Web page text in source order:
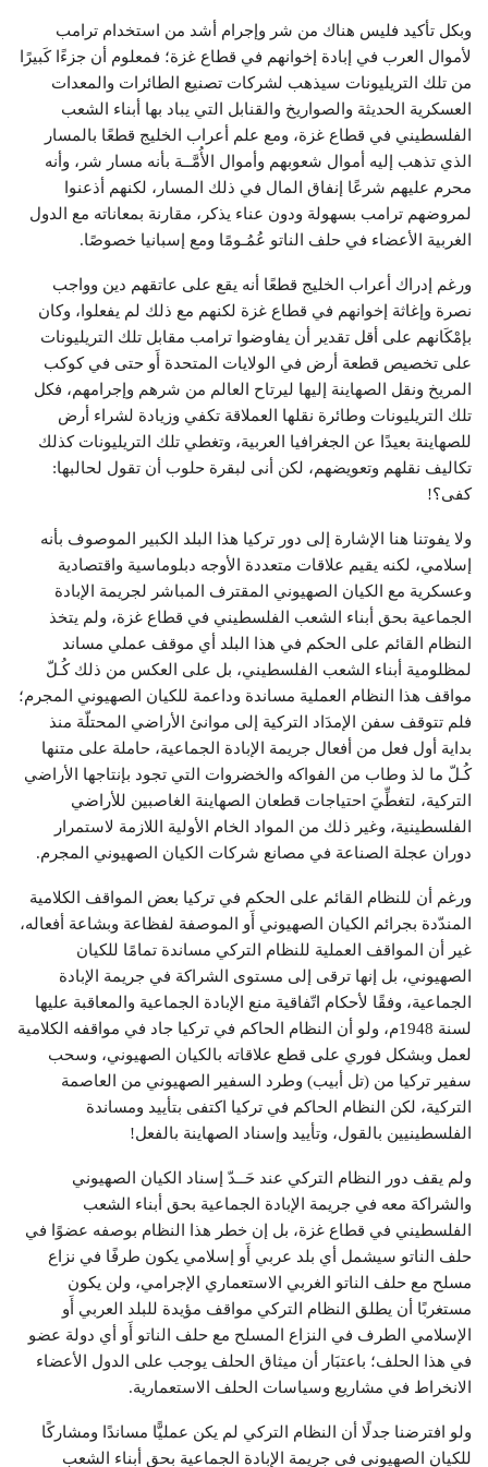
وبكل تأكيد فليس هناك من شر وإجرام أشد من استخدام ترامب
لأموال العرب في إبادة إخوانهم في قطاع غزة؛ فمعلوم أن جزءًا كَبيرًا
من تلك التريليونات سيذهب لشركات تصنيع الطائرات والمعدات
العسكرية الحديثة والصواريخ والقنابل التي يباد بها أبناء الشعب
الفلسطيني في قطاع غزة، ومع علم أعراب الخليج قطعًا بالمسار
الذي تذهب إليه أموال شعوبهم وأموال الأُمَّــة بأنه مسار شر، وأنه
محرم عليهم شرعًا إنفاق المال في ذلك المسار، لكنهم أذعنوا
لمروضهم ترامب بسهولة ودون عناء يذكر، مقارنة بمعاناته مع الدول
الغربية الأعضاء في حلف الناتو عُمُـومًا ومع إسبانيا خصوصًا.
ورغم إدراك أعراب الخليج قطعًا أنه يقع على عاتقهم دين وواجب
نصرة وإغاثة إخوانهم في قطاع غزة لكنهم مع ذلك لم يفعلوا، وكان
بإمْكَانهم على أقل تقدير أن يفاوضوا ترامب مقابل تلك التريليونات
على تخصيص قطعة أرض في الولايات المتحدة أَو حتى في كوكب
المريخ ونقل الصهاينة إليها ليرتاح العالم من شرهم وإجرامهم، فكل
تلك التريليونات وطائرة نقلها العملاقة تكفي وزيادة لشراء أرض
للصهاينة بعيدًا عن الجغرافيا العربية، وتغطي تلك التريليونات كذلك
تكاليف نقلهم وتعويضهم، لكن أنى لبقرة حلوب أن تقول لحالبها:
كفى؟!
ولا يفوتنا هنا الإشارة إلى دور تركيا هذا البلد الكبير الموصوف بأنه
إسلامي، لكنه يقيم علاقات متعددة الأوجه دبلوماسية واقتصادية
وعسكرية مع الكيان الصهيوني المقترف المباشر لجريمة الإبادة
الجماعية بحق أبناء الشعب الفلسطيني في قطاع غزة، ولم يتخذ
النظام القائم على الحكم في هذا البلد أي موقف عملي مساند
لمظلومية أبناء الشعب الفلسطيني، بل على العكس من ذلك كُـلّ
مواقف هذا النظام العملية مساندة وداعمة للكيان الصهيوني المجرم؛
فلم تتوقف سفن الإمدَاد التركية إلى موانئ الأراضي المحتلّة منذ
بداية أول فعل من أفعال جريمة الإبادة الجماعية، حاملة على متنها
كُـلّ ما لذ وطاب من الفواكه والخضروات التي تجود بإنتاجها الأراضي
التركية، لتغطِّيَ احتياجات قطعان الصهاينة الغاصبين للأراضي
الفلسطينية، وغير ذلك من المواد الخام الأولية اللازمة لاستمرار
دوران عجلة الصناعة في مصانع شركات الكيان الصهيوني المجرم.
ورغم أن للنظام القائم على الحكم في تركيا بعض المواقف الكلامية
المندّدة بجرائم الكيان الصهيوني أَو الموصفة لفظاعة وبشاعة أفعاله،
غير أن المواقف العملية للنظام التركي مساندة تمامًا للكيان
الصهيوني، بل إنها ترقى إلى مستوى الشراكة في جريمة الإبادة
الجماعية، وفقًا لأحكام اتّفاقية منع الإبادة الجماعية والمعاقبة عليها
لسنة 1948م، ولو أن النظام الحاكم في تركيا جاد في مواقفه الكلامية
لعمل وبشكل فوري على قطع علاقاته بالكيان الصهيوني، وسحب
سفير تركيا من (تل أبيب) وطرد السفير الصهيوني من العاصمة
التركية، لكن النظام الحاكم في تركيا اكتفى بتأييد ومساندة
الفلسطينيين بالقول، وتأييد وإسناد الصهاينة بالفعل!
ولم يقف دور النظام التركي عند حَــدّ إسناد الكيان الصهيوني
والشراكة معه في جريمة الإبادة الجماعية بحق أبناء الشعب
الفلسطيني في قطاع غزة، بل إن خطر هذا النظام بوصفه عضوًا في
حلف الناتو سيشمل أي بلد عربي أَو إسلامي يكون طرفًا في نزاع
مسلح مع حلف الناتو الغربي الاستعماري الإجرامي، ولن يكون
مستغربًا أن يطلق النظام التركي مواقف مؤيدة للبلد العربي أَو
الإسلامي الطرف في النزاع المسلح مع حلف الناتو أَو أي دولة عضو
في هذا الحلف؛ باعتبَار أن ميثاق الحلف يوجب على الدول الأعضاء
الانخراط في مشاريع وسياسات الحلف الاستعمارية.
ولو افترضنا جدلًا أن النظام التركي لم يكن عمليًّا مساندًا ومشاركًا
للكيان الصهيوني في جريمة الإبادة الجماعية بحق أبناء الشعب